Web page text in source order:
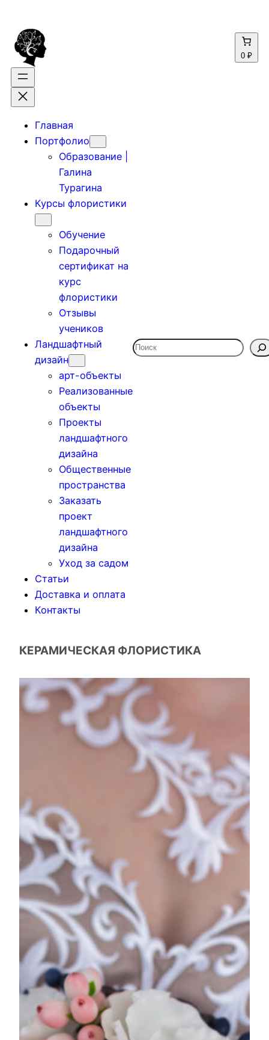
0 ₽
Главная
Портфолио
Образование |
Галина
Турагина
Курсы флористики
Обучение
Подарочный
сертификат на
курс
флористики
Отзывы
учеников
Ландшафтный
дизайн
арт-объекты
Реализованные
объекты
Проекты
ландшафтного
дизайна
Общественные
пространства
Заказать
проект
ландшафтного
дизайна
Уход за садом
Статьи
Доставка и оплата
Контакты
Поиск
КЕРАМИЧЕСКАЯ ФЛОРИСТИКА